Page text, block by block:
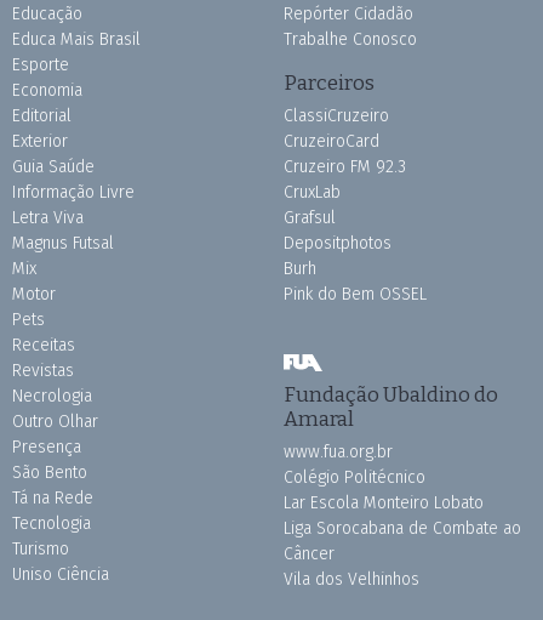
Educação
Educa Mais Brasil
Esporte
Economia
Editorial
Exterior
Guia Saúde
Informação Livre
Letra Viva
Magnus Futsal
Mix
Motor
Pets
Receitas
Revistas
Necrologia
Outro Olhar
Presença
São Bento
Tá na Rede
Tecnologia
Turismo
Uniso Ciência
Repórter Cidadão
Trabalhe Conosco
Parceiros
ClassiCruzeiro
CruzeiroCard
Cruzeiro FM 92.3
CruxLab
Grafsul
Depositphotos
Burh
Pink do Bem OSSEL
Fundação Ubaldino do
Amaral
www.fua.org.br
Colégio Politécnico
Lar Escola Monteiro Lobato
Liga Sorocabana de Combate ao
Câncer
Vila dos Velhinhos